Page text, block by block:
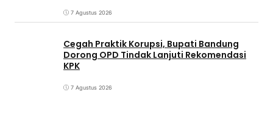
7 Agustus 2026
Cegah Praktik Korupsi, Bupati Bandung
Dorong OPD Tindak Lanjuti Rekomendasi
KPK
7 Agustus 2026